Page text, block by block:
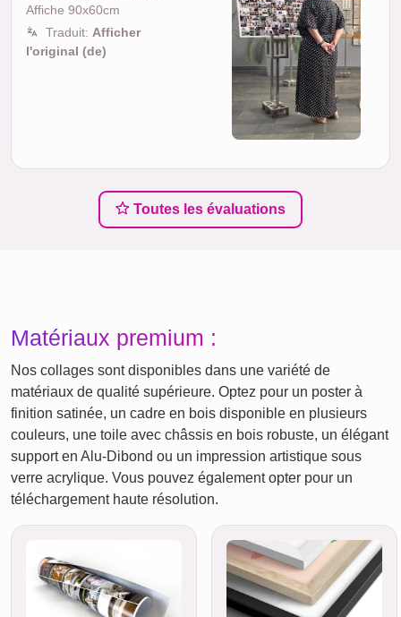
Affiche 90x60cm
Traduit: Afficher
l'original (de)
Toutes les évaluations
Matériaux premium :
Nos collages sont disponibles dans une variété de
matériaux de qualité supérieure. Optez pour un poster à
finition satinée, un cadre en bois disponible en plusieurs
couleurs, une toile avec châssis en bois robuste, un élégant
support en Alu-Dibond ou un impression artistique sous
verre acrylique. Vous pouvez également opter pour un
téléchargement haute résolution.